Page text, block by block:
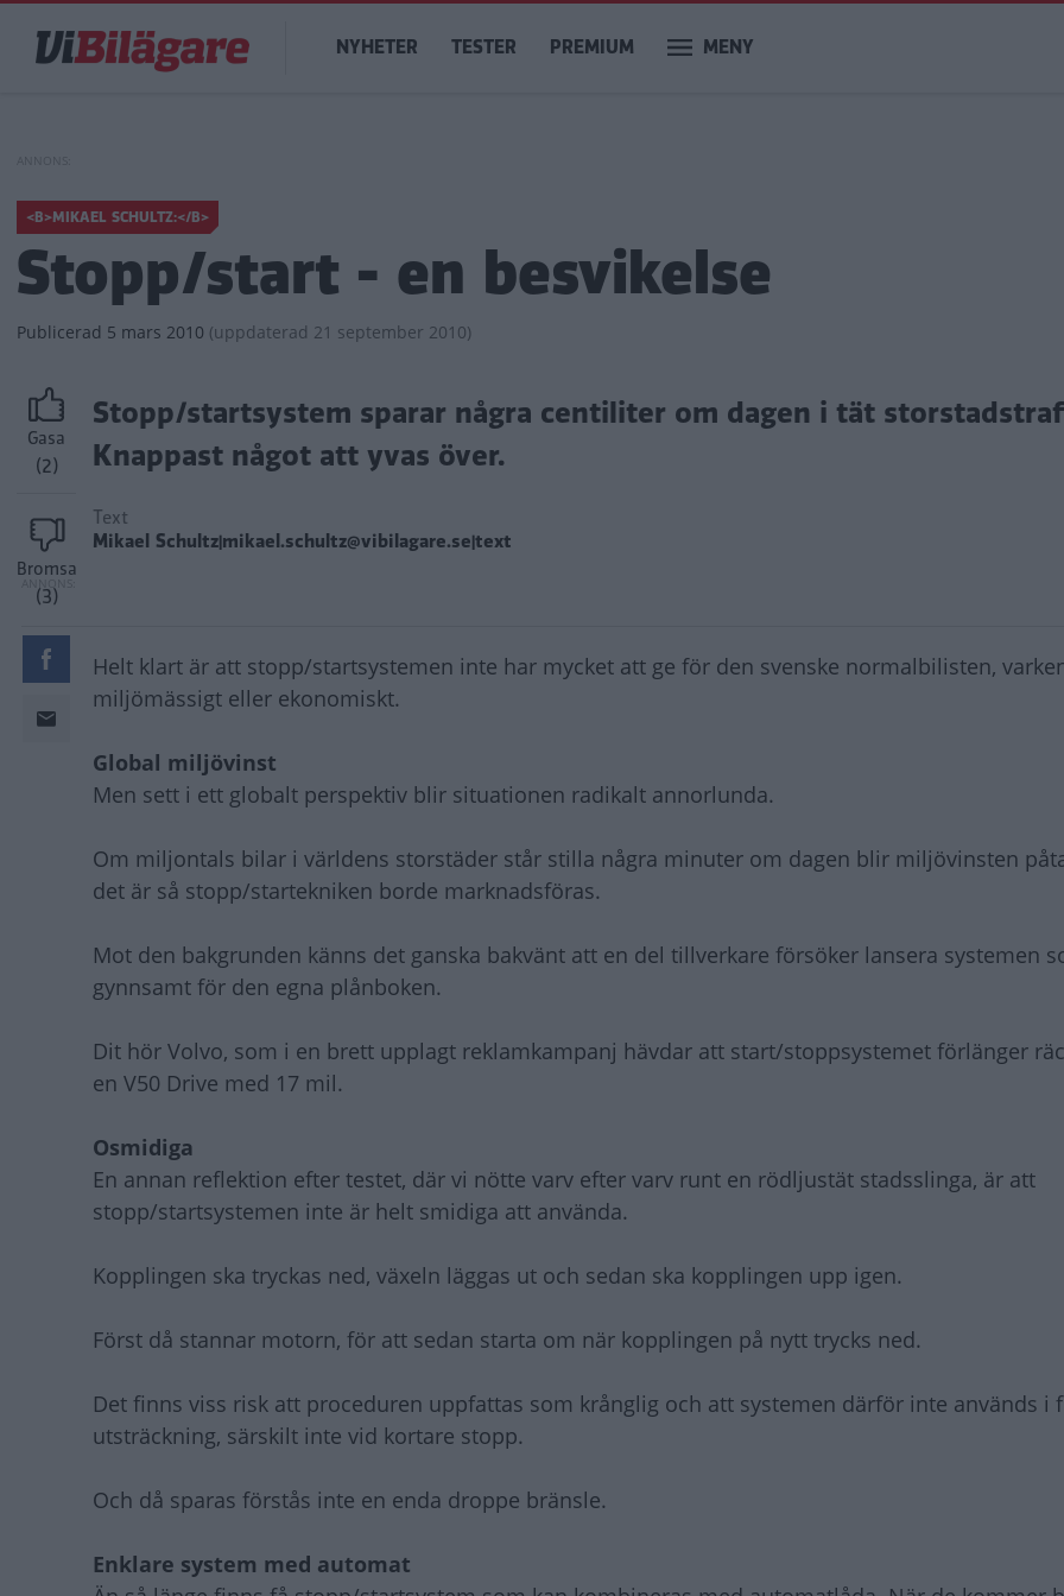
huvudinnehåll
Main
navigation
NYHETER TESTER PREMIUM MENY
<B>MIKAEL SCHULTZ:</B>
Stopp/start - en besvikelse
Publicerad 5 mars 2010 (uppdaterad 21 september 2010)
Gasa
(2)
Bromsa
(3)
Stopp/startsystem sparar några centiliter om dagen i tät
Knappast något att yvas över.
Text
Mikael Schultz|mikael.schultz@vibilagare.se|text
Helt klart är att stopp/startsystemen inte har mycket att ge för den svenske normalbilisten,
miljömässigt eller ekonomiskt.
Global miljövinst
Men sett i ett globalt perspektiv blir situationen radikalt annorlunda.
Om miljontals bilar i världens storstäder står stilla några minuter om dagen blir miljövinsten
det är så stopp/startekniken borde marknadsföras.
Mot den bakgrunden känns det ganska bakvänt att en del tillverkare försöker lansera systemen
gynnsamt för den egna plånboken.
Dit hör Volvo, som i en brett upplagt reklamkampanj hävdar att start/stoppsystemet förlänger
en V50 Drive med 17 mil.
Osmidiga
En annan reflektion efter testet, där vi nötte varv efter varv runt en rödljustät stadsslinga, är att
stopp/startsystemen inte är helt smidiga att använda.
Kopplingen ska tryckas ned, växeln läggas ut och sedan ska kopplingen upp igen.
Först då stannar motorn, för att sedan starta om när kopplingen på nytt trycks ned.
Det finns viss risk att proceduren uppfattas som krånglig och att systemen därför inte används i
utsträckning, särskilt inte vid kortare stopp.
Och då sparas förstås inte en enda droppe bränsle.
Enklare system med automat